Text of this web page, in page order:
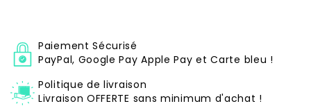
Paiement Sécurisé
PayPal, Google Pay Apple Pay et Carte bleu !
Politique de livraison
Livraison OFFERTE sans minimum d'achat !